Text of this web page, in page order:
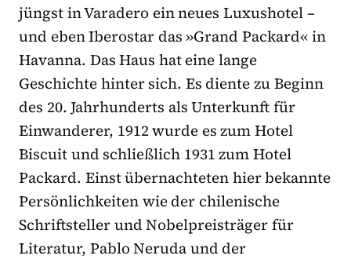
jüngst in Varadero ein neues Luxushotel –
und eben Iberostar das »Grand Packard« in
Havanna. Das Haus hat eine lange
Geschichte hinter sich. Es diente zu Beginn
des 20. Jahrhunderts als Unterkunft für
Einwanderer, 1912 wurde es zum Hotel
Biscuit und schließlich 1931 zum Hotel
Packard. Einst übernachteten hier bekannte
Persönlichkeiten wie der chilenische
Schriftsteller und Nobelpreisträger für
Literatur, Pablo Neruda und der